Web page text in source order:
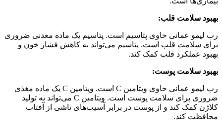
بهبود سلامت قلب:
رب لیمو عمانی حاوی پتاسیم است. پتاسیم یک ماده معدنی ضروری
برای سلامت قلب است. پتاسیم می‌تواند به کاهش فشار خون و
بهبود عملکرد قلب کمک کند.
بهبود سلامت پوست:
رب لیمو عمانی حاوی ویتامین C است. ویتامین C یک ماده مغذی
ضروری برای سلامت پوست است. ویتامین C می‌تواند به تولید
کلاژن کمک کند و از پوست در برابر آسیب‌های ناشی از آفتاب
محافظت کند.